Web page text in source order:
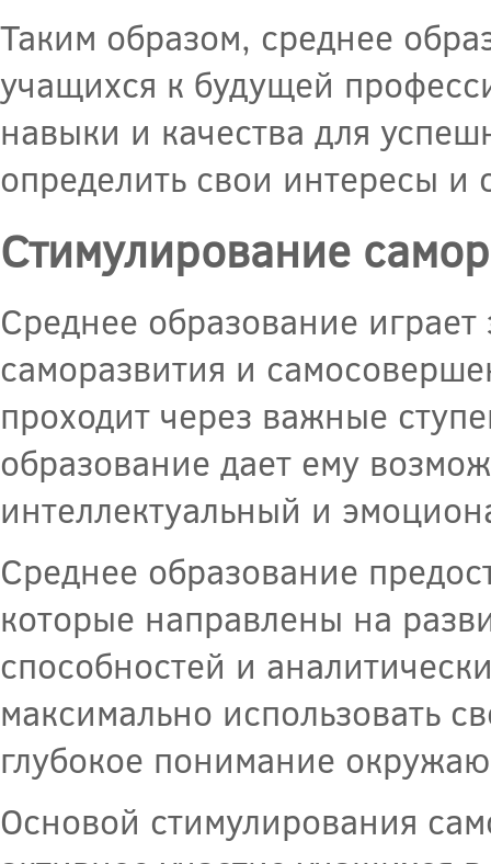
Таким образом, среднее
учащихся к будущей
навыки и качества для
определить свои интересы
Стимулирование
Среднее образование
саморазвития и
проходит через важные
образование дает ему
интеллектуальный и
Среднее образование
которые направлены на
способностей и
максимально использовать
глубокое понимание
Основой стимулирования